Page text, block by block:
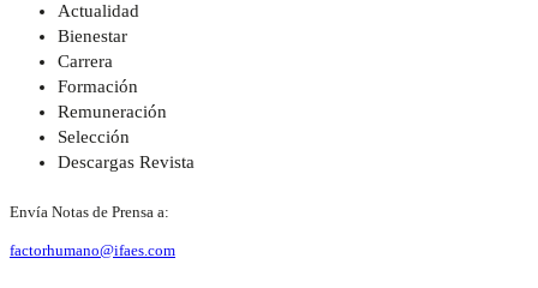
Actualidad
Bienestar
Carrera
Formación
Remuneración
Selección
Descargas Revista
Envía Notas de Prensa a:
factorhumano@ifaes.com